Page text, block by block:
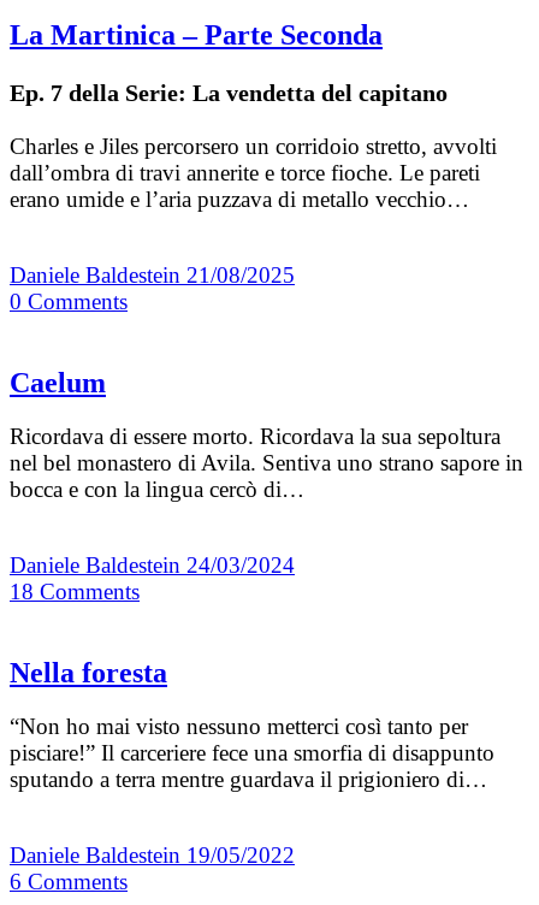
La Martinica – Parte Seconda
Ep. 7 della Serie: La vendetta del capitano
Charles e Jiles percorsero un corridoio stretto, avvolti
dall’ombra di travi annerite e torce fioche. Le pareti
erano umide e l’aria puzzava di metallo vecchio…
Daniele Baldestein 21/08/2025
0 Comments
Caelum
Ricordava di essere morto. Ricordava la sua sepoltura
nel bel monastero di Avila. Sentiva uno strano sapore in
bocca e con la lingua cercò di…
Daniele Baldestein 24/03/2024
18 Comments
Nella foresta
“Non ho mai visto nessuno metterci così tanto per
pisciare!” Il carceriere fece una smorfia di disappunto
sputando a terra mentre guardava il prigioniero di…
Daniele Baldestein 19/05/2022
6 Comments